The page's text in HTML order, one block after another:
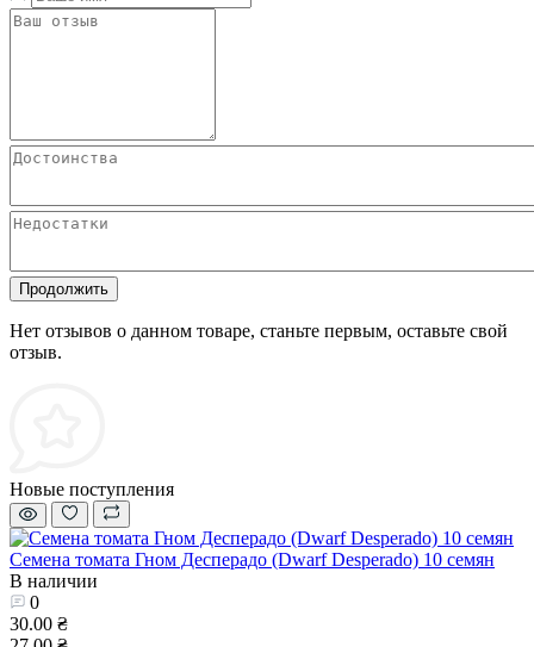
Продолжить
Нет отзывов о данном товаре, станьте первым, оставьте свой
отзыв.
Новые поступления
Семена томата Гном Десперадо (Dwarf Desperado) 10 семян
В наличии
0
30.00 ₴